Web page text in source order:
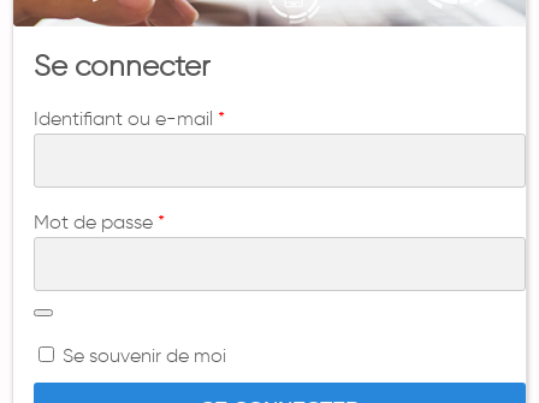
Se connecter
Identifiant ou e-mail *
Mot de passe *
Se souvenir de moi